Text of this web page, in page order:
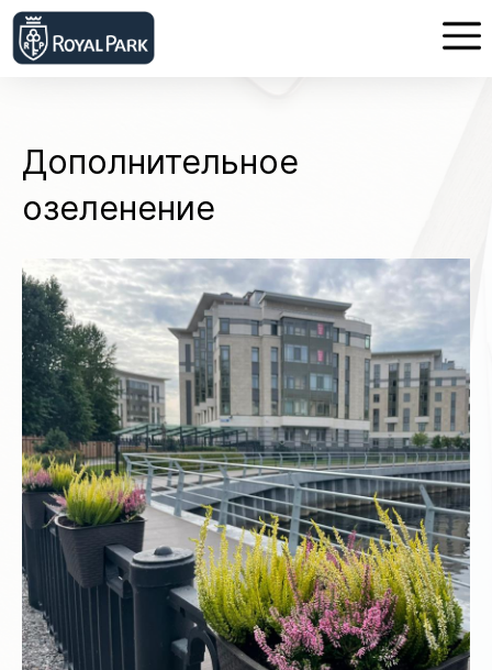
Дополнительное
озеленение